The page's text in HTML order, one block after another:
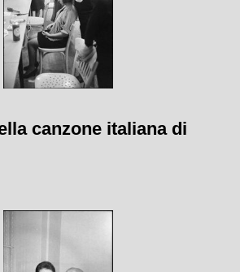
canzone italiana di